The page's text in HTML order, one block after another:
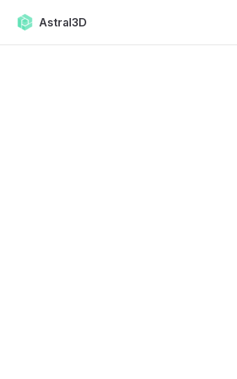
Skip to content
Astral3D